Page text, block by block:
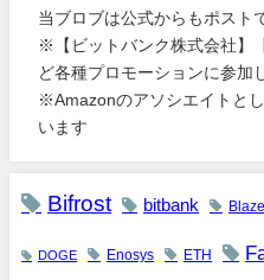
当ブロブは公式からもポスト
※【ビットバンク株式会社】
ど各種プロモーションに参加
※Amazonのアソシエイトと
います
Bifrost bitbank
DOGE Enosys ETH